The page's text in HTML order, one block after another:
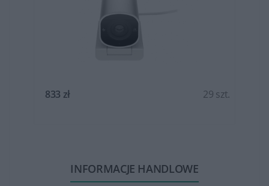
833 zł 29 szt.
INFORMACJE HANDLOWE